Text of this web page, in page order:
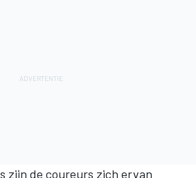
zijn de coureurs zich ervan